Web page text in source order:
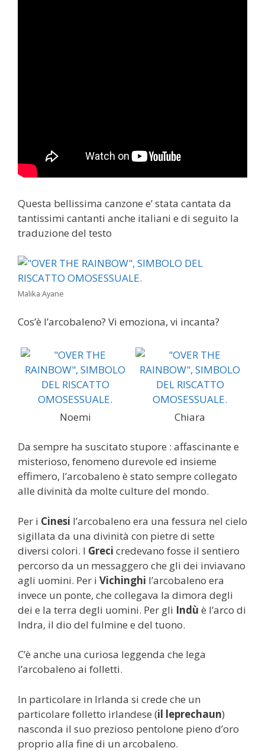
Questa bellissima canzone e’ stata cantata da
tantissimi cantanti anche italiani e di seguito la
traduzione del testo
Malika Ayane
Cos’è l’arcobaleno? Vi emoziona, vi incanta?
Noemi Chiara
Da sempre ha suscitato stupore : affascinante e
misterioso, fenomeno durevole ed insieme
effimero, l’arcobaleno è stato sempre collegato
alle divinità da molte culture del mondo.
Per i Cinesi l’arcobaleno era una fessura nel cielo
sigillata da una divinità con pietre di sette
diversi colori. I Greci credevano fosse il sentiero
percorso da un messaggero che gli dei inviavano
agli uomini. Per i Vichinghi l’arcobaleno era
invece un ponte, che collegava la dimora degli
dei e la terra degli uomini. Per gli Indù è l’arco di
Indra, il dio del fulmine e del tuono.
C’è anche una curiosa leggenda che lega
l’arcobaleno ai folletti.
In particolare in Irlanda si crede che un
particolare folletto irlandese (il leprechaun)
nasconda il suo prezioso pentolone pieno d’oro
proprio alla fine di un arcobaleno.